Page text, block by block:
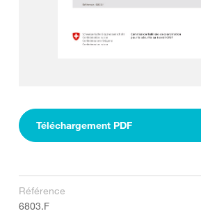
Téléchargement PDF
Référence
6803.F